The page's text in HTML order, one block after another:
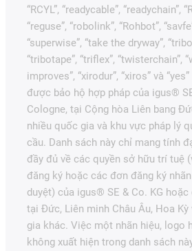
“RCYL”, “readycable”, “readychain”,
“reguse”, “robolink”, “Rohbot”,
“superwise”, “take the dryway”,
“tribotape”, “triflex”, “twisterchain”,
improves”, “xirodur”, “xiros” và
được bảo hộ hợp pháp của igus®
Cologne, tại Cộng hòa Liên bang
nhiều quốc gia và khu vực pháp lý
cầu. Danh sách này chỉ mang tính
đầy đủ về các quyền sở hữu trí tuệ
đăng ký hoặc các đơn đăng ký
duyệt) của igus® SE & Co. KG
tại Đức, Liên minh Châu Âu, Hoa
gia khác. Việc một nhãn hiệu, logo
không xuất hiện trong danh sách